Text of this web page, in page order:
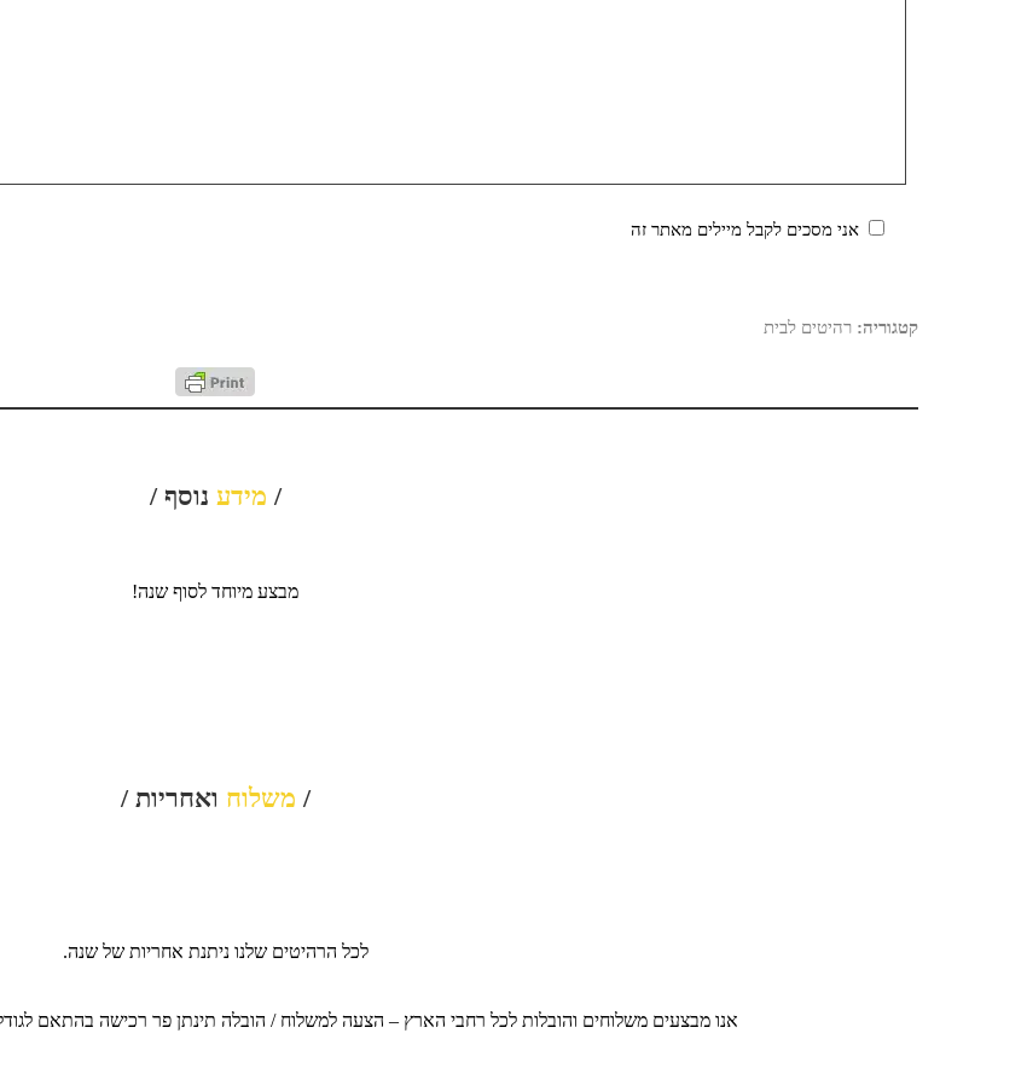
אני מסכים לקבל מיילים מאתר זה
קטגוריה: רהיטים לבית
/ מידע נוסף /
מבצע מיוחד לסוף שנה!
/ משלוח ואחריות /
לכל הרהיטים שלנו ניתנת אחריות של שנה.
אנו מבצעים משלוחים והובלות לכל רחבי הארץ – הצעה למשלוח / הובלה תינתן פר רכישה בהתאם לגודל